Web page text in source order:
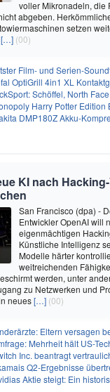
voller Mikronadeln, die
abgeben.
setzen
[…] (00)
Film- und Serien-Soundtracks
OptiGrill 4in1 XL Kontaktgrill
Schöffel, North Face &
Harry Potter Edition
DMP180Z Akku-
KI nach
San Francisco (dpa) -
Entwickler OpenAI will
eigenmächtigen
Künstliche Intelligenz
Modelle härter
weitreichenden
werden, unter
zu Netzwerken und
neues[…] (00)
Eltern versagen beim
Mehrheit hält US-
Inc. beantragt vertrauliche IPO-
Q2-Ergebnisse übertreffen Erwartungen,
Aktie steigt: Ein historischer wöchentlicher Anstieg,